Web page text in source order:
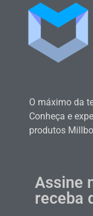
O máximo da
Conheça e
produtos
Assine
receba